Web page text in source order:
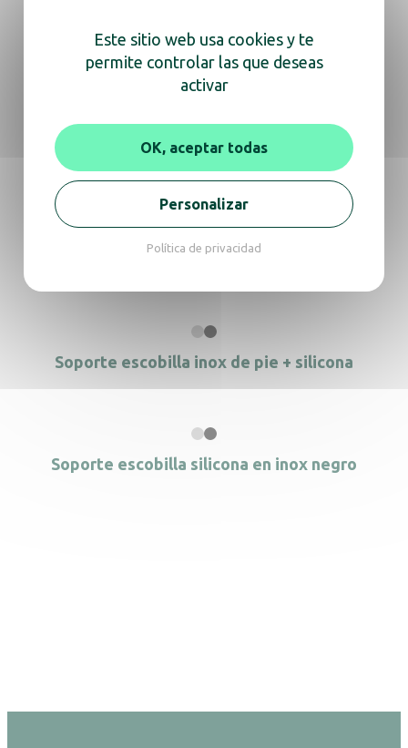
Soporte escobilla inox 304 cepillado +
silicona
Soporte escobilla inox 304 inox brillo
Soporte escobilla inox 304 negro mate
Soporte escobilla inox de pie + silicona
Soporte escobilla silicona en inox negro
Este sitio web usa cookies y te
permite controlar las que deseas
activar
OK, aceptar todas
Personalizar
Política de privacidad